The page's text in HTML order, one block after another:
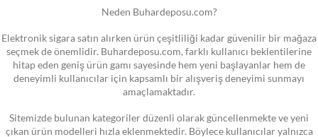
Neden Buhardeposu.com?
Elektronik sigara satın alırken ürün çeşitliliği kadar güvenilir bir mağaza
seçmek de önemlidir. Buhardeposu.com, farklı kullanıcı beklentilerine
hitap eden geniş ürün gamı sayesinde hem yeni başlayanlar hem de
deneyimli kullanıcılar için kapsamlı bir alışveriş deneyimi sunmayı
amaçlamaktadır.
Sitemizde bulunan kategoriler düzenli olarak güncellenmekte ve yeni
çıkan ürün modelleri hızla eklenmektedir. Böylece kullanıcılar yalnızca